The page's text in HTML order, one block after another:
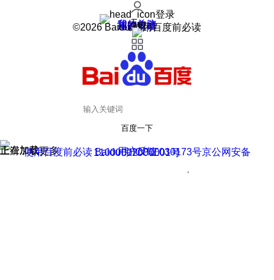
登录
我的关注
我的收藏
皮肤中心
用户反馈
设置
©2026 Baidu 使用百度前必读
百度一下
正在加载
上滑加载更多 用户反馈
使用百度前必读 Baidu 京ICP证030173号
京公网安备11000002000001号